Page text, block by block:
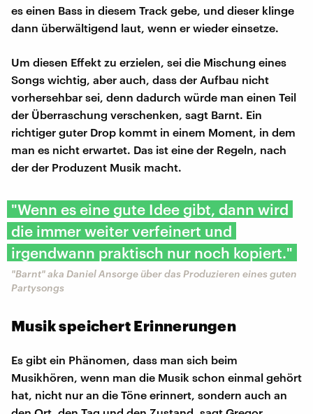
es einen Bass in diesem Track gebe, und dieser klinge
dann überwältigend laut, wenn er wieder einsetze.
Um diesen Effekt zu erzielen, sei die Mischung eines
Songs wichtig, aber auch, dass der Aufbau nicht
vorhersehbar sei, denn dadurch würde man einen Teil
der Überraschung verschenken, sagt Barnt. Ein
richtiger guter Drop kommt in einem Moment, in dem
man es nicht erwartet. Das ist eine der Regeln, nach
der der Produzent Musik macht.
"Wenn es eine gute Idee gibt, dann wird
die immer weiter verfeinert und
irgendwann praktisch nur noch kopiert."
"Barnt" aka Daniel Ansorge über das Produzieren eines guten
Partysongs
Musik speichert Erinnerungen
Es gibt ein Phänomen, dass man sich beim
Musikhören, wenn man die Musik schon einmal gehört
hat, nicht nur an die Töne erinnert, sondern auch an